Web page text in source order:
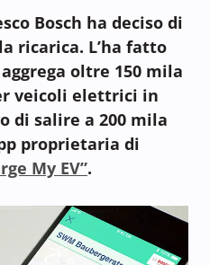
Bosch ha deciso di
ricarica. L’ha fatto
oltre 150 mila
veicoli elettrici in
di salire a 200 mila
proprietaria di
My EV”.